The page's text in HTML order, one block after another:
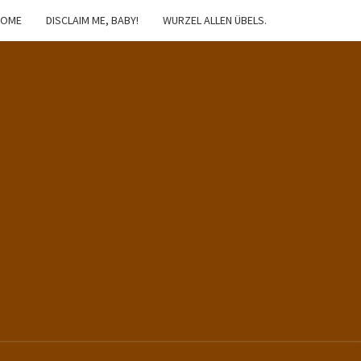
DISCLAIM ME, BABY! WURZEL ALLEN ÜBELS.